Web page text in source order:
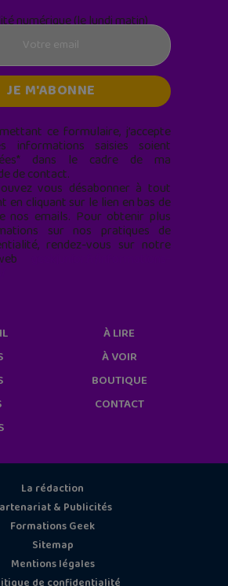
numérique (le lundi matin)
ce formulaire, j’accepte
informations saisies soient
dans le cadre de ma
de contact.
vous désabonner à tout
en cliquant sur le lien en bas de
nos emails. Pour obtenir plus
sur nos pratiques de
rendez-vous sur notre
À LIRE
À VOIR
BOUTIQUE
CONTACT
La rédaction
& Publicités
Formations Geek
Sitemap
Mentions légales